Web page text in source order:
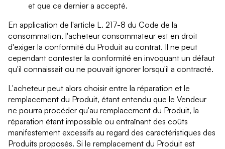
et que ce dernier a accepté.
En application de l'article L. 217-8 du Code de la
consommation, l'acheteur consommateur est en droit
d'exiger la conformité du Produit au contrat. Il ne peut
cependant contester la conformité en invoquant un défaut
qu'il connaissait ou ne pouvait ignorer lorsqu'il a contracté.
L'acheteur peut alors choisir entre la réparation et le
remplacement du Produit, étant entendu que le Vendeur
ne pourra procéder qu'au remplacement du Produit, la
réparation étant impossible ou entraînant des coûts
manifestement excessifs au regard des caractéristiques des
Produits proposés. Si le remplacement du Produit est